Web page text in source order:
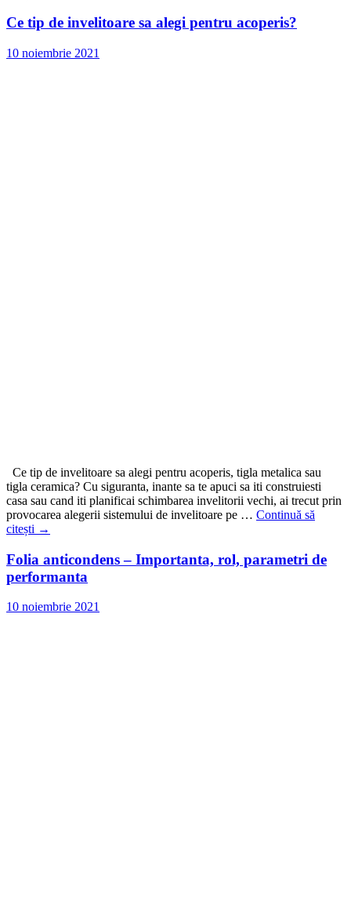
Ce tip de invelitoare sa alegi pentru acoperis?
10 noiembrie 2021
Ce tip de invelitoare sa alegi pentru acoperis, tigla metalica sau
tigla ceramica? Cu siguranta, inante sa te apuci sa iti construiesti
casa sau cand iti planificai schimbarea invelitorii vechi, ai trecut prin
provocarea alegerii sistemului de invelitoare pe … Continuă să
citești →
Folia anticondens – Importanta, rol, parametri de
performanta
10 noiembrie 2021